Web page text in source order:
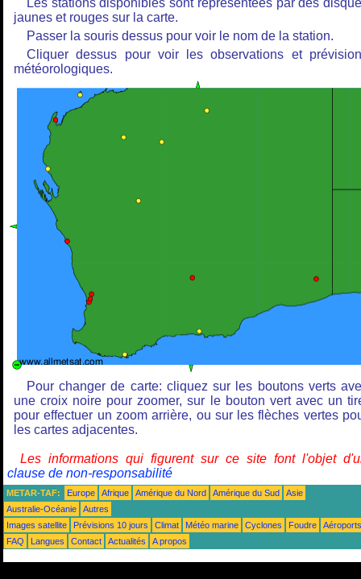
Les stations disponibles sont représentées par des
jaunes et rouges sur la carte.
Passer la souris dessus pour voir le nom de la station.
Cliquer dessus pour voir les observations et
météorologiques.
Pour changer de carte: cliquez sur les boutons verts
une croix noire pour zoomer, sur le bouton vert avec un
pour effectuer un zoom arrière, ou sur les flèches vertes
les cartes adjacentes.
Les informations qui figurent sur ce site font l'objet
clause de non-responsabilité
METAR-TAF: Europe Afrique Amérique du Nord Amérique du Sud
Asie
Australie-Océanie
Autres
Images satellite
Prévisions 10 jours Climat Météo marine Cyclones Foudre
Aéroports
FAQ
Langues Contact Actualités A propos